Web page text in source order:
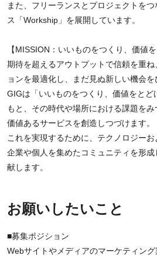
また、フリーランスとプロジェクトを
ス「Workship」を展開しています。
【MISSION：いいものをつくり、価値を
期待を超えるアウトプットで信頼を重
ョンを最適化し、まだ見ぬ新しい機会を
GIGは「いいものをつくり、価値をと
もと、その時代や場所における課題を
価値あるサービスを創造しつづけます。
これを実現するために、テクノロジー
企業や個人を集めたコミュニティを形
献します。
お願いしたいこと
■募集ポジション
Webサイトやメディアのマーケティン